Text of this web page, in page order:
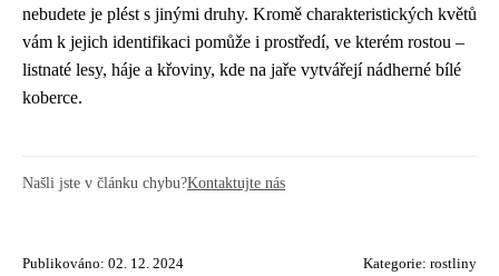
nebudete je plést s jinými druhy. Kromě charakteristických květů
vám k jejich identifikaci pomůže i prostředí, ve kterém rostou –
listnaté lesy, háje a křoviny, kde na jaře vytvářejí nádherné bílé
koberce.
Našli jste v článku chybu?Kontaktujte nás
Publikováno: 02. 12. 2024 Kategorie: rostliny